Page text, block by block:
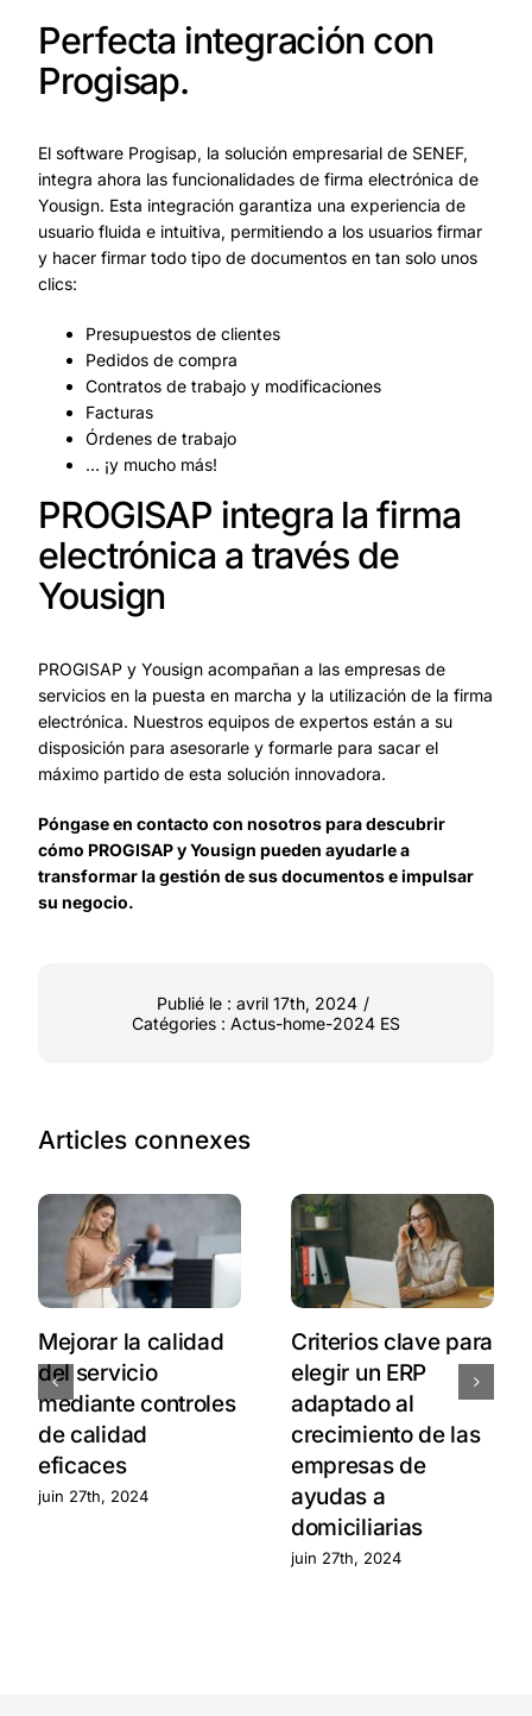
Perfecta integración con
Progisap.
El software Progisap, la solución empresarial de SENEF,
integra ahora las funcionalidades de firma electrónica de
Yousign. Esta integración garantiza una experiencia de
usuario fluida e intuitiva, permitiendo a los usuarios firmar
y hacer firmar todo tipo de documentos en tan solo unos
clics:
Presupuestos de clientes
Pedidos de compra
Contratos de trabajo y modificaciones
Facturas
Órdenes de trabajo
… ¡y mucho más!
PROGISAP integra la firma
electrónica a través de
Yousign
PROGISAP y Yousign acompañan a las empresas de
servicios en la puesta en marcha y la utilización de la firma
electrónica. Nuestros equipos de expertos están a su
disposición para asesorarle y formarle para sacar el
máximo partido de esta solución innovadora.
Póngase en contacto con nosotros para descubrir
cómo PROGISAP y Yousign pueden ayudarle a
transformar la gestión de sus documentos e impulsar
su negocio.
Publié le : avril 17th, 2024 /
Catégories : Actus-home-2024 ES
Articles connexes
Mejorar la calidad
del servicio
mediante controles
de calidad
eficaces
juin 27th, 2024
Criterios clave para
elegir un ERP
adaptado al
crecimiento de las
empresas de
ayudas a
domiciliarias
juin 27th, 2024